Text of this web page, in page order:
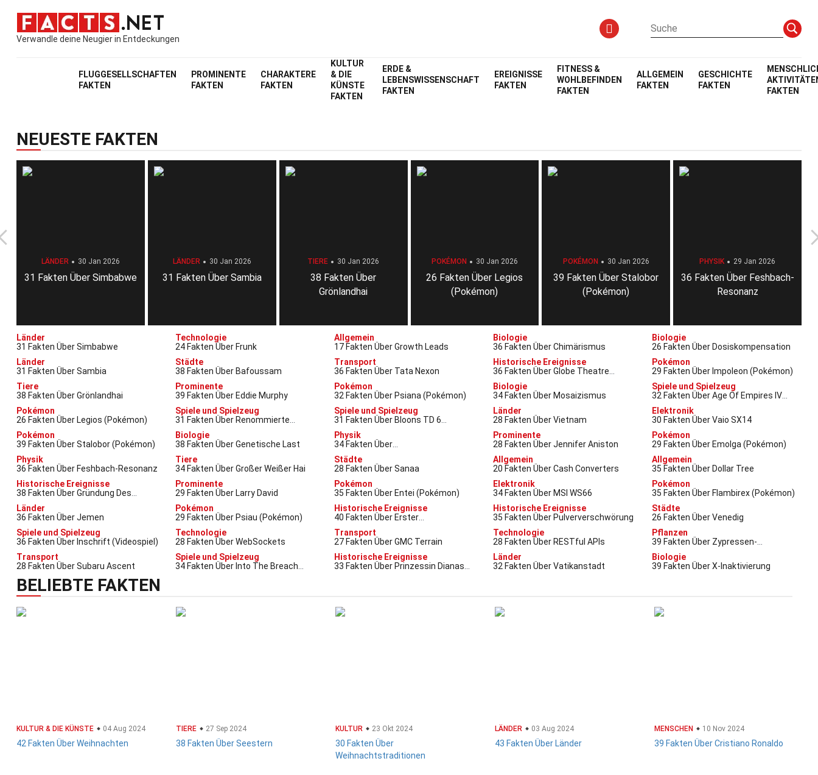
Verwandle deine Neugier in Entdeckungen
FLUGGESELLSCHAFTEN
FAKTEN
PROMINENTE
FAKTEN
CHARAKTERE
FAKTEN
KULTUR
& DIE
KÜNSTE
FAKTEN
ERDE &
LEBENSWISSENSCHAFT
FAKTEN
EREIGNISSE
FAKTEN
FITNESS &
WOHLBEFINDEN
FAKTEN
ALLGEMEIN
FAKTEN
GESCHICHTE
FAKTEN
FAKTEN
NEUESTE FAKTEN
LÄNDER 30 Jan 2026
31 Fakten Über Simbabwe
LÄNDER 30 Jan 2026
31 Fakten Über Sambia
TIERE 30 Jan 2026
38 Fakten Über
Grönlandhai
POKÉMON 30 Jan 2026
26 Fakten Über Legios
(Pokémon)
POKÉMON 30 Jan 2026
39 Fakten Über Stalobor
(Pokémon)
PHYSIK 29 Jan 2026
36 Fakten Über Feshbach-
Resonanz
Länder
31 Fakten Über Simbabwe
Länder
31 Fakten Über Sambia
Tiere
38 Fakten Über Grönlandhai
Pokémon
26 Fakten Über Legios (Pokémon)
Pokémon
39 Fakten Über Stalobor (Pokémon)
Physik
36 Fakten Über Feshbach-Resonanz
Historische Ereignisse
38 Fakten Über Gründung Des
Staates Israel
Länder
36 Fakten Über Jemen
Spiele und Spielzeug
36 Fakten Über Inschrift (Videospiel)
Transport
28 Fakten Über Subaru Ascent
Technologie
24 Fakten Über Frunk
Städte
38 Fakten Über Bafoussam
Prominente
39 Fakten Über Eddie Murphy
Spiele und Spielzeug
31 Fakten Über Renommierte
Entdecker (Videospiel)
Biologie
38 Fakten Über Genetische Last
Tiere
34 Fakten Über Großer Weißer Hai
Prominente
29 Fakten Über Larry David
Pokémon
29 Fakten Über Psiau (Pokémon)
Technologie
28 Fakten Über WebSockets
Spiele und Spielzeug
34 Fakten Über Into The Breach
Allgemein
17 Fakten Über Growth Leads
Transport
36 Fakten Über Tata Nexon
Pokémon
32 Fakten Über Psiana (Pokémon)
Spiele und Spielzeug
31 Fakten Über Bloons TD 6
(Videospiel)
Physik
34 Fakten Über
Valenzbindungstheorie
Städte
28 Fakten Über Sanaa
Pokémon
35 Fakten Über Entei (Pokémon)
Historische Ereignisse
40 Fakten Über Erster
Kontinentalkongress
Transport
27 Fakten Über GMC Terrain
Historische Ereignisse
33 Fakten Über Prinzessin Dianas
Biologie
36 Fakten Über Chimärismus
Historische Ereignisse
36 Fakten Über Globe Theatre
Eröffnet
Biologie
34 Fakten Über Mosaizismus
Länder
28 Fakten Über Vietnam
Prominente
28 Fakten Über Jennifer Aniston
Allgemein
20 Fakten Über Cash Converters
Elektronik
34 Fakten Über MSI WS66
Historische Ereignisse
35 Fakten Über Pulververschwörung
Technologie
28 Fakten Über RESTful APIs
Länder
32 Fakten Über Vatikanstadt
Biologie
26 Fakten Über Dosiskompensation
Pokémon
29 Fakten Über Impoleon (Pokémon)
Spiele und Spielzeug
32 Fakten Über Age Of Empires IV
(Videospiel)
Elektronik
30 Fakten Über Vaio SX14
Pokémon
29 Fakten Über Emolga (Pokémon)
Allgemein
35 Fakten Über Dollar Tree
Pokémon
35 Fakten Über Flambirex (Pokémon)
Städte
26 Fakten Über Venedig
Pflanzen
39 Fakten Über Zypressen-
Wolfsmilch
Biologie
39 Fakten Über X-Inaktivierung
BELIEBTE FAKTEN
KULTUR & DIE KÜNSTE 04 Aug 2024
42 Fakten Über Weihnachten
TIERE 27 Sep 2024
38 Fakten Über Seestern
KULTUR 23 Okt 2024
30 Fakten Über
Weihnachtstraditionen
LÄNDER 03 Aug 2024
43 Fakten Über Länder
MENSCHEN 10 Nov 2024
39 Fakten Über Cristiano Ronaldo